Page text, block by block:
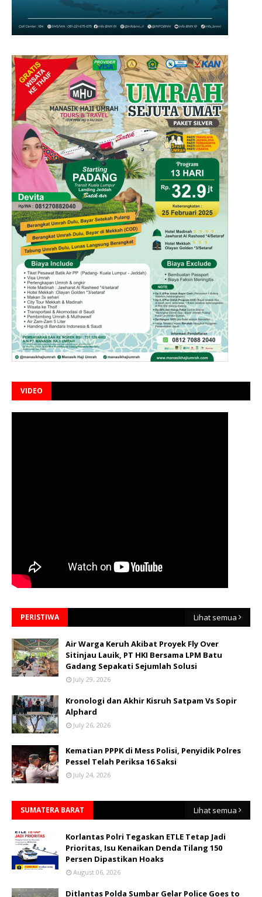
VIDEO
PERISTIWA Lihat semua
Air Warga Keruh Akibat Proyek Fly Over
Sitinjau Lauik, PT HKI Bersama LPM Batu
Gadang Sepakati Sejumlah Solusi
July 29, 2026
Kronologi dan Akhir Kisruh Satpam Vs Sopir
Alphard
July 26, 2026
Kematian PPPK di Mess Polisi, Penyidik Polres
Pessel Telah Periksa 16 Saksi
July 24, 2026
SUMATERA BARAT Lihat semua
Korlantas Polri Tegaskan ETLE Tetap Jadi
Prioritas, Isu Kenaikan Denda Tilang 150
Persen Dipastikan Hoaks
August 06, 2026
Ditlantas Polda Sumbar Gelar Police Goes to